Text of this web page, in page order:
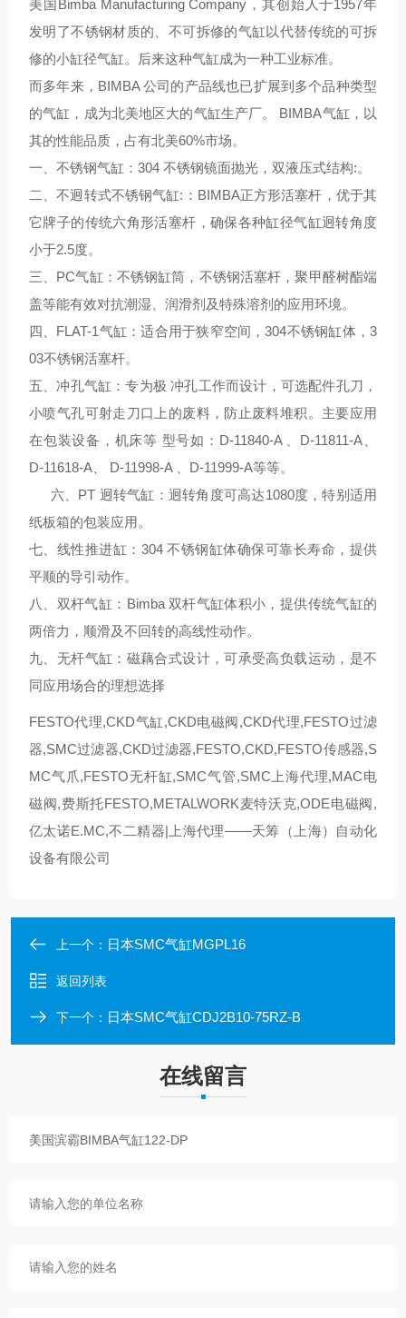
美国Bimba Manufacturing Company，其创始人于1957年
发明了不锈钢材质的、不可拆修的气缸以代替传统的可拆
修的小缸径气缸。后来这种气缸成为一种工业标准。
而多年来，BIMBA 公司的产品线也已扩展到多个品种类型
的气缸，成为北美地区大的气缸生产厂。 BIMBA气缸，以
其的性能品质，占有北美60%市场。
一、不锈钢气缸：304 不锈钢镜面抛光，双液压式结构:。
二、不迥转式不锈钢气缸:：BIMBA正方形活塞杆，优于其
它牌子的传统六角形活塞杆，确保各种缸径气缸迥转角度
小于2.5度。
三、PC气缸：不锈钢缸筒，不锈钢活塞杆，聚甲醛树酯端
盖等能有效对抗潮湿、润滑剂及特殊溶剂的应用环境。
四、FLAT-1气缸：适合用于狭窄空间，304不锈钢缸体，3
03不锈钢活塞杆。
五、冲孔气缸：专为极 冲孔工作而设计，可选配件孔刀，
小喷气孔可射走刀口上的废料，防止废料堆积。主要应用
在包装设备，机床等 型号如：D-11840-A 、D-11811-A、
D-11618-A、 D-11998-A 、D-11999-A等等。
六、PT 迥转气缸：迥转角度可高达1080度，特别适用
纸板箱的包装应用。
七、线性推进缸：304 不锈钢缸体确保可靠长寿命，提供
平顺的导引动作。
八、双杆气缸：Bimba 双杆气缸体积小，提供传统气缸的
两倍力，顺滑及不回转的高线性动作。
九、无杆气缸：磁藕合式设计，可承受高负载运动，是不
同应用场合的理想选择
FESTO代理,CKD气缸,CKD电磁阀,CKD代理,FESTO过滤
器,SMC过滤器,CKD过滤器,FESTO,CKD,FESTO传感器,S
MC气爪,FESTO无杆缸,SMC气管,SMC上海代理,MAC电
磁阀,费斯托FESTO,METALWORK麦特沃克,ODE电磁阀,
亿太诺E.MC,不二精器|上海代理——天筹（上海）自动化
设备有限公司
上一个： 日本SMC气缸MGPL16
返回列表
下一个： 日本SMC气缸CDJ2B10-75RZ-B
在线留言